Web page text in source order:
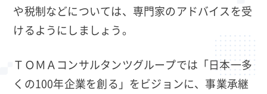
や税制などについては、専門家のアドバイスを受
けるようにしましょう。
ＴＯＭＡコンサルタンツグループでは「日本一多
くの100年企業を創る」をビジョンに、事業承継